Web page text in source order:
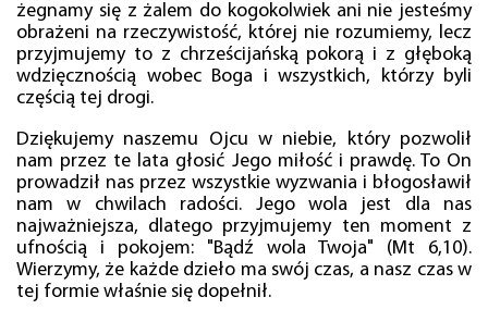
żegnamy się z żalem do kogokolwiek ani nie jesteśmy
obrażeni na rzeczywistość, której nie rozumiemy, lecz
przyjmujemy to z chrześcijańską pokorą i z głęboką
wdzięcznością wobec Boga i wszystkich, którzy byli
częścią tej drogi.
Dziękujemy naszemu Ojcu w niebie, który pozwolił
nam przez te lata głosić Jego miłość i prawdę. To On
prowadził nas przez wszystkie wyzwania i błogosławił
nam w chwilach radości. Jego wola jest dla nas
najważniejsza, dlatego przyjmujemy ten moment z
ufnością i pokojem: "Bądź wola Twoja" (Mt 6,10).
Wierzymy, że każde dzieło ma swój czas, a nasz czas w
tej formie właśnie się dopełnił.